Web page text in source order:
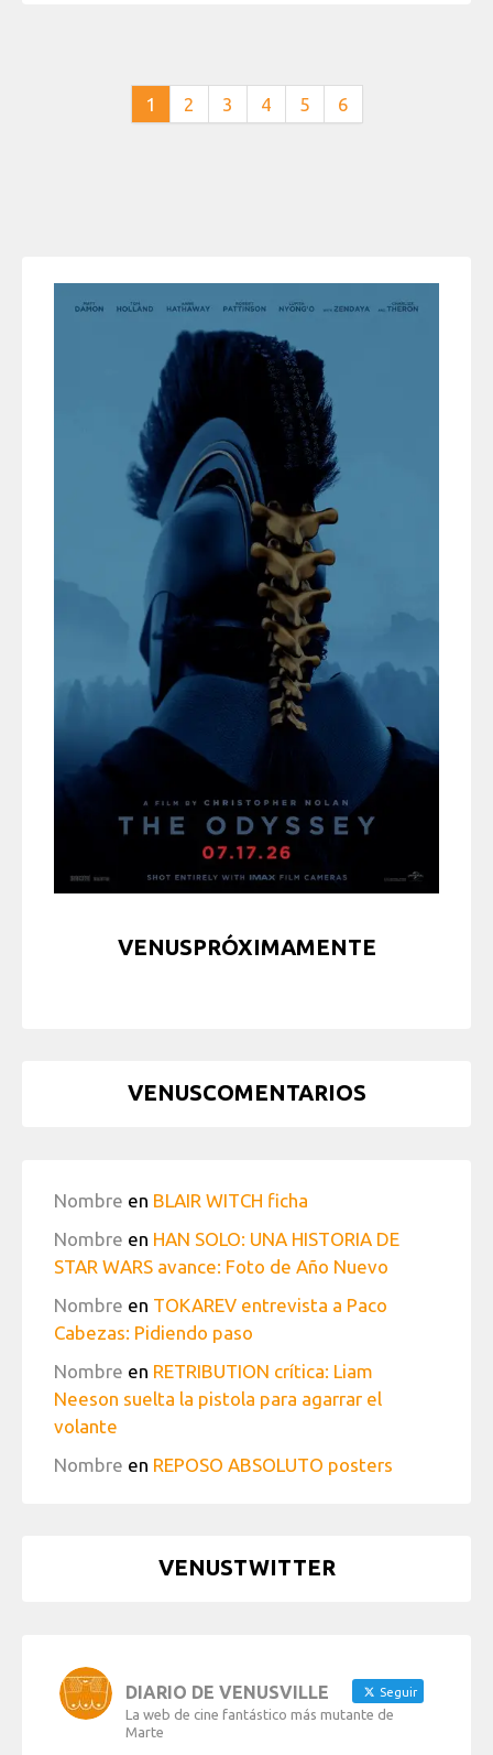
1 2 3 4 5 6
VENUSPRÓXIMAMENTE
VENUSCOMENTARIOS
Nombre en BLAIR WITCH ficha
Nombre en HAN SOLO: UNA HISTORIA DE
STAR WARS avance: Foto de Año Nuevo
Nombre en TOKAREV entrevista a Paco
Cabezas: Pidiendo paso
Nombre en RETRIBUTION crítica: Liam
Neeson suelta la pistola para agarrar el
volante
Nombre en REPOSO ABSOLUTO posters
VENUSTWITTER
DIARIO DE VENUSVILLE Seguir
La web de cine fantástico más mutante de
Marte